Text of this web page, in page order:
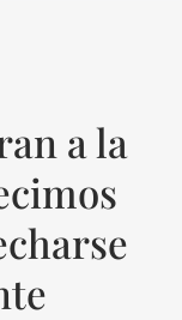
a la